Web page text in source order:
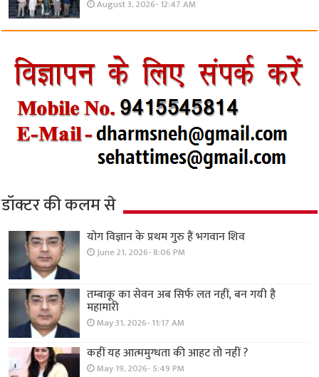
August 3, 2026- 12:47 AM
डॉक्टर की कलम से
योग विज्ञान के प्रथम गुरु हैं भगवान शिव
June 21, 2026- 8:06 PM
तम्बाकू का सेवन अब सिर्फ लत नहीं, बन गयी है
महामारी
May 31, 2026- 11:17 AM
कहीं यह आत्ममुग्धता की आहट तो नहीं ?
May 19, 2026- 5:49 PM